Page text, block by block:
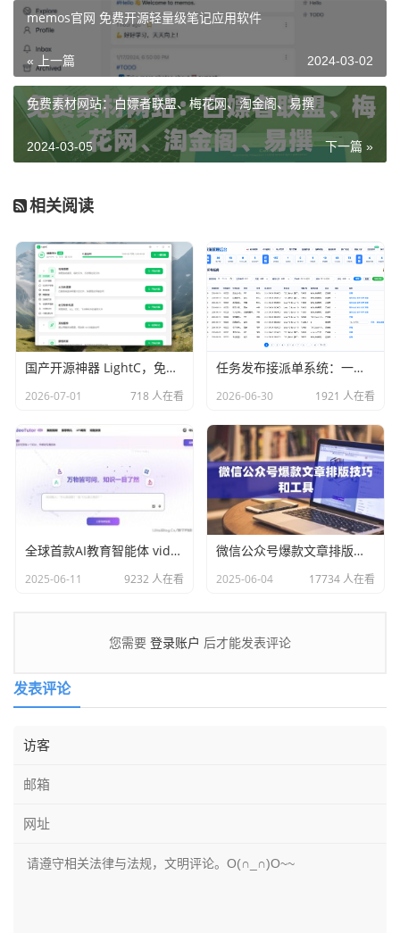
memos官网 免费开源轻量级笔记应用软件
« 上一篇 2024-03-02
免费素材网站：白嫖者联盟、梅花网、淘金阁、易撰
下一篇 »
2024-03-05
相关阅读
国产开源神器 LightC，免费、开源、干净且强大的C盘清理工具
2026-07-01 718 人在看
任务发布接派单系统：一站式任务发布、接单、派单、交付、结算平台
2026-06-30 1921 人在看
全球首款AI教育智能体 videotutor.io
2025-06-11 9232 人在看
微信公众号爆款文章排版技巧和工具
2025-06-04 17734 人在看
您需要 登录账户 后才能发表评论
发表评论